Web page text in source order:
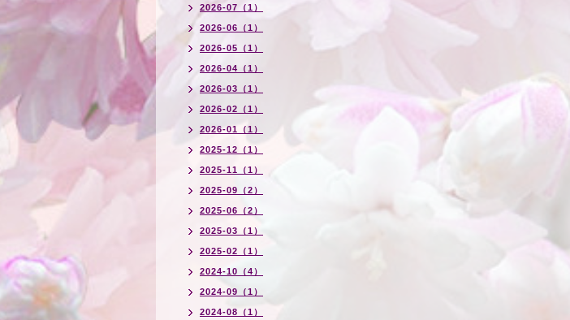
2026-07（1）
2026-06（1）
2026-05（1）
2026-04（1）
2026-03（1）
2026-02（1）
2026-01（1）
2025-12（1）
2025-11（1）
2025-09（2）
2025-06（2）
2025-03（1）
2025-02（1）
2024-10（4）
2024-09（1）
2024-08（1）